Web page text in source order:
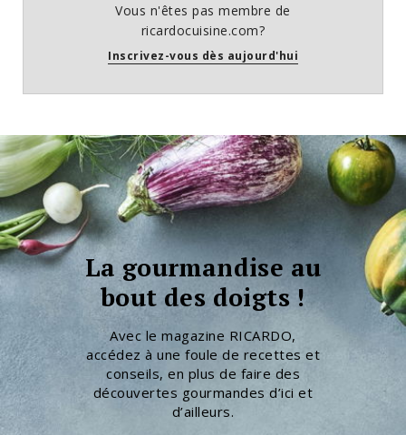
Vous n'êtes pas membre de
ricardocuisine.com?
Inscrivez-vous dès aujourd'hui
La gourmandise au
bout des doigts !
Avec le magazine RICARDO,
accédez à une foule de recettes et
conseils, en plus de faire des
découvertes gourmandes d’ici et
d’ailleurs.